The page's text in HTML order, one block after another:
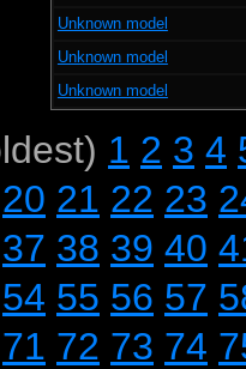
Unknown model
Unknown model
Unknown model
1 2 3 4
20 21 22 23
37 38 39 40
54 55 56 57
71 72 73 74